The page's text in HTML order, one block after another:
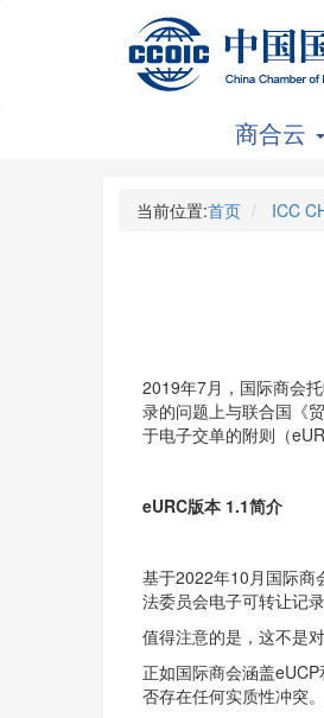
商合云
当前位置:首页 ICC
2019年7月，国际商会
录的问题上与联合国《
于电子交单的附则（
eURC版本 1.1简介
基于2022年10月国际商
法委员会电子可转让记
值得注意的是，这不是
正如国际商会涵盖
否存在任何实质性冲突。